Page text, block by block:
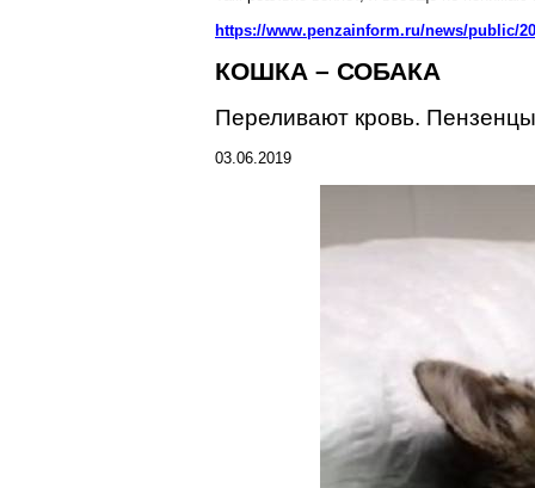
https://www.penzainform.ru/news/public/
КОШКА – СОБАКА
Переливают кровь. Пензенцы
03.06.2019